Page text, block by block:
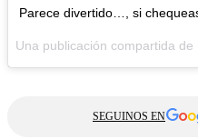
Parece divertido…, si
Una publicación compartida
SEGUINOS EN